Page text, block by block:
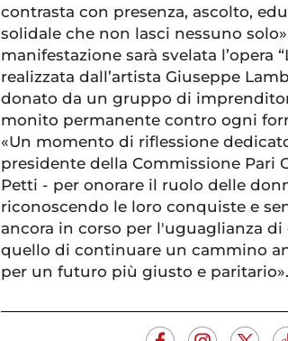
contrasta con presenza, ascolto,
solidale che non lasci nessuno
manifestazione sarà svelata l’opera
realizzata dall’artista Giuseppe
donato da un gruppo di
monito permanente contro ogni
«Un momento di riflessione
presidente della Commissione Pari
Petti - per onorare il ruolo delle
riconoscendo le loro conquiste e
ancora in corso per l'uguaglianza di
quello di continuare un cammino
per un futuro più giusto e paritario».